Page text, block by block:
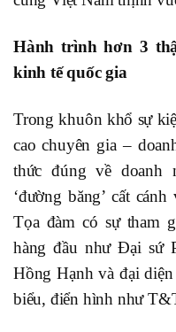
Hành trình hơn 3
kinh tế quốc gia
Trong khuôn khổ sự
cao chuyên gia –
thức đúng về doanh
‘đường băng’ cất
Tọa đàm có sự tham
hàng đầu như Đại sứ
Hồng Hạnh và đại
biểu, điển hình như